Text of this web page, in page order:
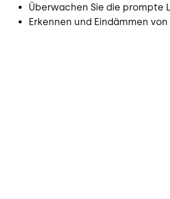
Überwachen Sie die prompte
Erkennen und Eindämmen